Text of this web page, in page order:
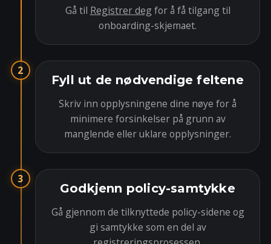
Gå til Registrer deg for å få tilgang til
onboarding-skjemaet.
2
Fyll ut de nødvendige feltene
Skriv inn opplysningene dine nøye for å
minimere forsinkelser på grunn av
manglende eller uklare opplysninger.
3
Godkjenn policy-samtykke
Gå gjennom de tilknyttede policy-sidene og
gi samtykke som en del av